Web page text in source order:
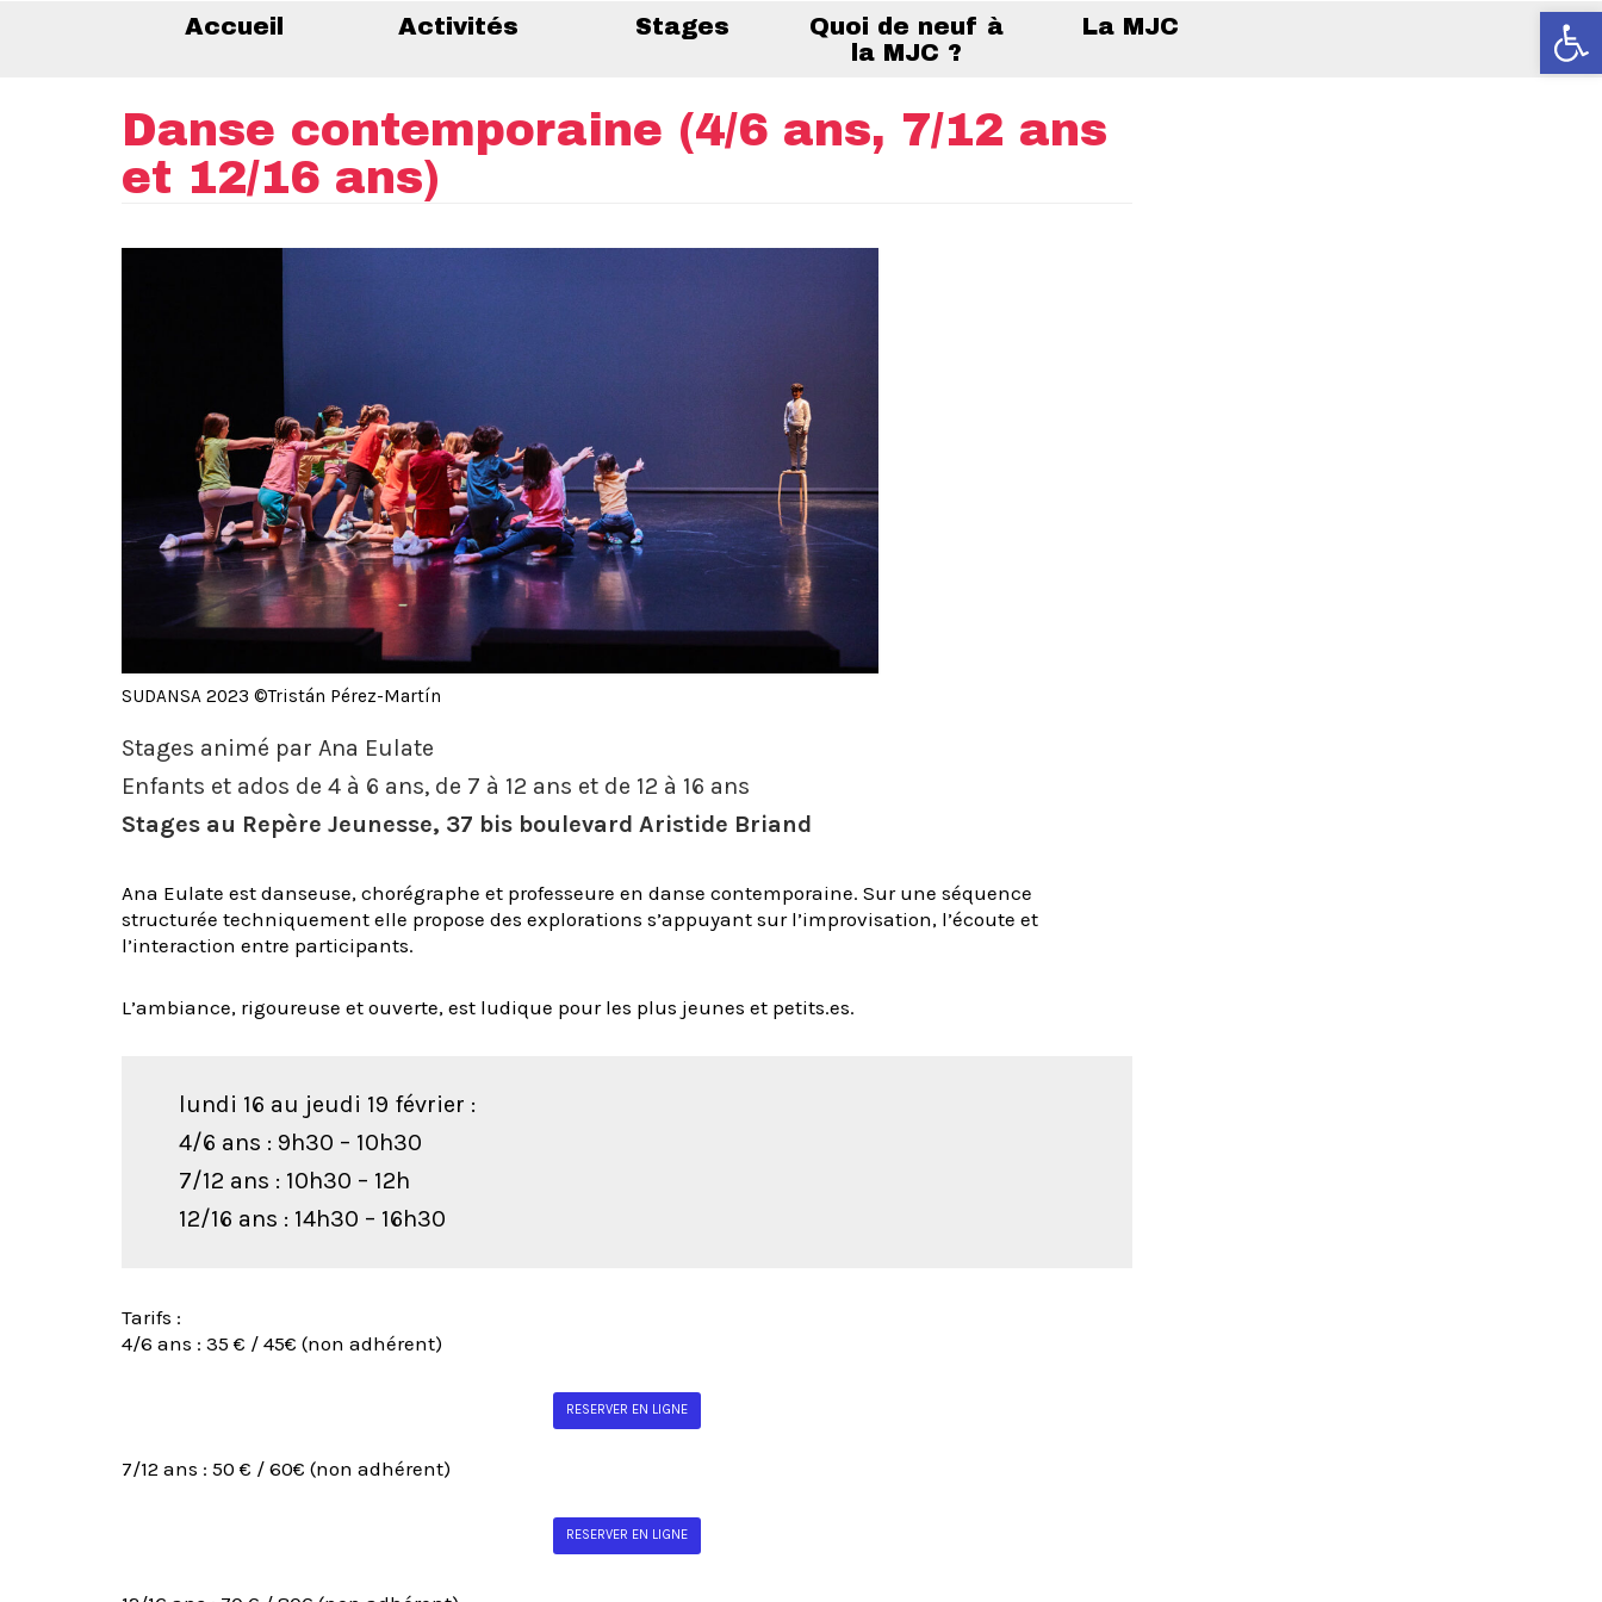
Ouvrir
Accueil Activités Stages
Quoi de neuf à
la MJC ?
La MJC
Danse contemporaine (4/6 ans, 7/12 ans
et 12/16 ans)
SUDANSA 2023 ©Tristán Pérez-Martín
Stages animé par Ana Eulate
Enfants et ados de 4 à 6 ans, de 7 à 12 ans et de 12 à 16 ans
Stages au Repère Jeunesse, 37 bis boulevard Aristide Briand
Ana Eulate est danseuse, chorégraphe et professeure en danse contemporaine. Sur une séquence
structurée techniquement elle propose des explorations s’appuyant sur l’improvisation, l’écoute et
l’interaction entre participants.
L’ambiance, rigoureuse et ouverte, est ludique pour les plus jeunes et petits.es.
lundi 16 au jeudi 19 février :
4/6 ans : 9h30 – 10h30
7/12 ans : 10h30 – 12h
12/16 ans : 14h30 – 16h30
Tarifs :
4/6 ans : 35 € / 45€ (non adhérent)
RESERVER EN LIGNE
7/12 ans : 50 € / 60€ (non adhérent)
RESERVER EN LIGNE